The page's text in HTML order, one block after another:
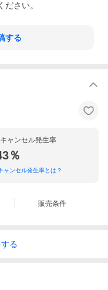
ください。
のご連絡は致しており
まった事がございま
待ちいただけましたら
いますようお願い申し
ださい。
する
ャンセル発生率
％
ャンセル発生率とは？
販売条件
る